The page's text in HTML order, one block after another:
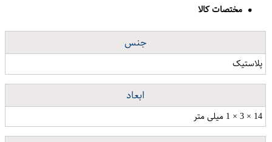
مختصات کالا
جنس
پلاستیک
ابعاد
14 × 3 × 1 میلی متر